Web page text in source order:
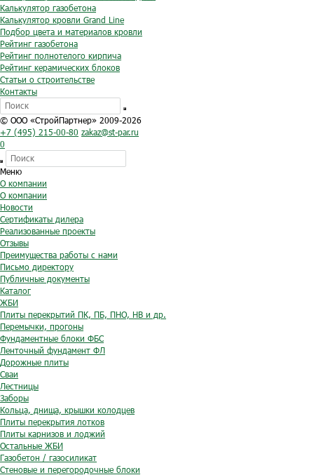
Калькулятор газобетона
Калькулятор кровли Grand Line
Подбор цвета и материалов кровли
Рейтинг газобетона
Рейтинг полнотелого кирпича
Рейтинг керамических блоков
Статьи о строительстве
Контакты
© ООО «СтройПартнер» 2009-2026
+7 (495) 215-00-80 zakaz@st-par.ru
0
Меню
О компании
О компании
Новости
Сертификаты дилера
Реализованные проекты
Отзывы
Преимущества работы с нами
Письмо директору
Публичные документы
Каталог
ЖБИ
Плиты перекрытий ПК, ПБ, ПНО, НВ и др.
Перемычки, прогоны
Фундаментные блоки ФБС
Ленточный фундамент ФЛ
Дорожные плиты
Сваи
Лестницы
Заборы
Кольца, днища, крышки колодцев
Плиты перекрытия лотков
Плиты карнизов и лоджий
Остальные ЖБИ
Газобетон / газосиликат
Стеновые и перегородочные блоки